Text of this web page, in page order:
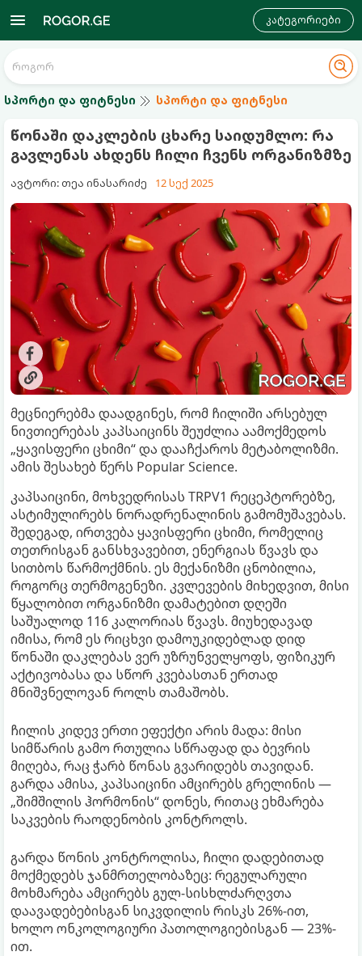
კატეგორიები
სპორტი და ფიტნესი სპორტი და ფიტნესი
წონაში დაკლების ცხარე საიდუმლო: რა
გავლენას ახდენს ჩილი ჩვენს ორგანიზმზე
ავტორი: თეა ინასარიძე 12 სექ 2025
მეცნიერებმა დაადგინეს, რომ ჩილიში არსებულ
ნივთიერებას კაპსაიცინს შეუძლია აამოქმედოს
„ყავისფერი ცხიმი“ და დააჩქაროს მეტაბოლიზმი.
ამის შესახებ წერს Popular Science.
კაპსაიცინი, მოხვედრისას TRPV1 რეცეპტორებზე,
ასტიმულირებს ნორადრენალინის გამომუშავებას.
შედეგად, ირთვება ყავისფერი ცხიმი, რომელიც
თეთრისგან განსხვავებით, ენერგიას წვავს და
სითბოს წარმოქმნის. ეს მექანიზმი ცნობილია,
როგორც თერმოგენეზი. კვლევების მიხედვით, მისი
წყალობით ორგანიზმი დამატებით დღეში
საშუალოდ 116 კალორიას წვავს. მიუხედავად
იმისა, რომ ეს რიცხვი დამოუკიდებლად დიდ
წონაში დაკლებას ვერ უზრუნველყოფს, ფიზიკურ
აქტივობასა და სწორ კვებასთან ერთად
მნიშვნელოვან როლს თამაშობს.
ჩილის კიდევ ერთი ეფექტი არის მადა: მისი
სიმწარის გამო რთულია სწრაფად და ბევრის
მიღება, რაც ჭარბ წონას გვარიდებს თავიდან.
გარდა ამისა, კაპსაიცინი ამცირებს გრელინის —
„შიმშილის ჰორმონის“ დონეს, რითაც ეხმარება
საკვების რაოდენობის კონტროლს.
გარდა წონის კონტროლისა, ჩილი დადებითად
მოქმედებს ჯანმრთელობაზეც: რეგულარული
მოხმარება ამცირებს გულ-სისხლძარღვთა
დაავადებებისგან სიკვდილის რისკს 26%-ით,
ხოლო ონკოლოგიური პათოლოგიებისგან — 23%-
ით.